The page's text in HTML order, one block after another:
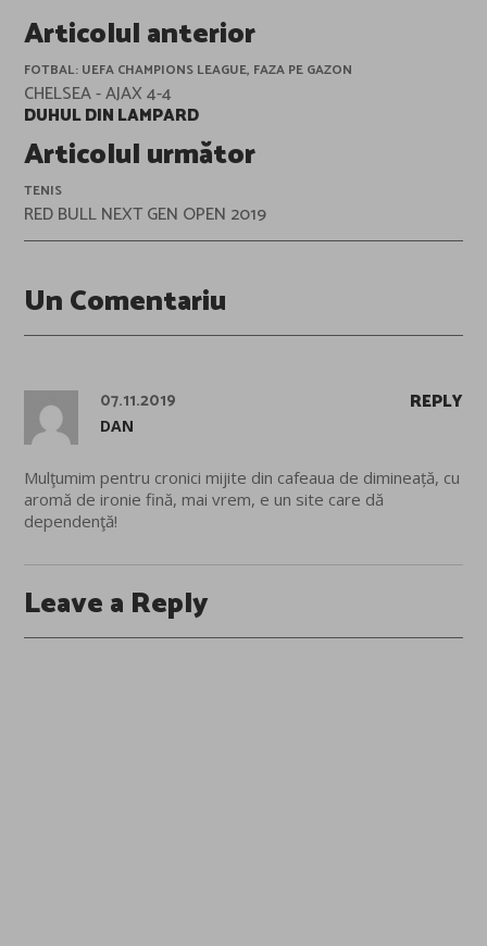
Post
navigation
Articolul anterior
FOTBAL: UEFA CHAMPIONS LEAGUE, FAZA PE GAZON
CHELSEA - AJAX 4-4
DUHUL DIN LAMPARD
Articolul următor
TENIS
RED BULL NEXT GEN OPEN 2019
Un Comentariu
REPLY
07.11.2019
DAN
Mulţumim pentru cronici mijite din cafeaua de dimineață, cu
aromă de ironie fină, mai vrem, e un site care dă
dependenţă!
Leave a Reply